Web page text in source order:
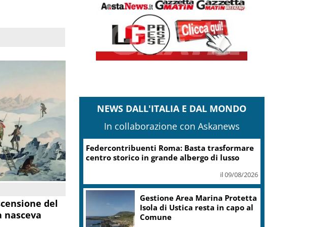
del
nasceva
NEWS DALL'ITALIA E DAL MONDO
In collaborazione con Askanews
Federcontribuenti Roma: Basta trasformare
centro storico in grande albergo di lusso
il 09/08/2026
Gestione Area Marina Protetta
Isola di Ustica resta in capo al
Comune